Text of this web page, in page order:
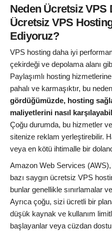
Neden Ücretsiz
Ücretsiz VPS
Ediyoruz?
VPS hosting daha iyi
çekirdeği ve depolama alanı
Paylaşımlı hosting
pahalı ve karmaşıktır, bu
gördüğümüzde, hosting
maliyetlerini nasıl
Çoğu durumda, bu hizmetler
sitenize reklam yerleştirebilir.
veya en kötü ihtimalle bir
Amazon Web Services
bazı saygın ücretsiz VPS
bunlar genellikle sınırlamalar
Ayrıca çoğu, sizi ücretli bir
düşük kaynak ve kullanım
başlayanlar veya cüzdan